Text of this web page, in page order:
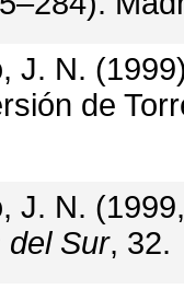
J. N.
de
J. N.
del Sur, 32.